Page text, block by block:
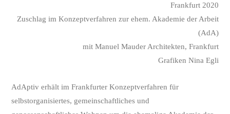
Frankfurt 2020
Zuschlag im Konzeptverfahren zur ehem. Akademie der Arbeit
(AdA)
mit Manuel Mauder Architekten, Frankfurt
Grafiken Nina Egli
AdAptiv erhält im Frankfurter Konzeptverfahren für
selbstorganisiertes, gemeinschaftliches und